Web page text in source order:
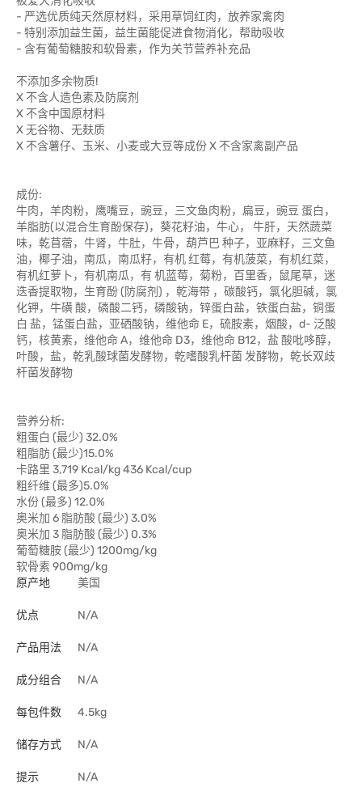
- 严选优质纯天然原材料，采用草饲红肉，放养家禽肉
- 特别添加益生菌，益生菌能促进食物消化，帮助吸收
- 含有葡萄糖胺和软骨素，作为关节营养补充品
不添加多余物质!
X 不含人造色素及防腐剂
X 不含中国原材料
X 无谷物、无麸质
X 不含薯仔、玉米、小麦或大豆等成份 X 不含家禽副产品
成份:
牛肉，羊肉粉，鹰嘴豆，豌豆，三文鱼肉粉，扁豆，豌豆 蛋白，
羊脂肪(以混合生育酚保存)，葵花籽油，牛心， 牛肝，天然蔬菜
味，乾苜蓿，牛肾，牛肚，牛骨，葫芦巴 种子，亚麻籽，三文鱼
油，椰子油，南瓜，南瓜籽，有机 红莓，有机菠菜，有机红菜，
有机红萝卜，有机南瓜，有 机蓝莓，菊粉，百里香，鼠尾草，迷
迭香提取物，生育酚 (防腐剂) ，乾海带 ，碳酸钙，氯化胆碱，氯
化钾，牛磺 酸，磷酸二钙，磷酸钠，锌蛋白盐，铁蛋白盐，铜蛋
白 盐，锰蛋白盐，亚硒酸钠，维他命 E，硫胺素，烟酸，d- 泛酸
钙，核黄素，维他命 A，维他命 D3，维他命 B12，盐 酸吡哆醇，
叶酸，盐，乾乳酸球菌发酵物，乾嗜酸乳杆菌 发酵物，乾长双歧
杆菌发酵物
营养分析:
粗蛋白 (最少) 32.0%
粗脂肪 (最少)15.0%
卡路里 3,719 Kcal/kg 436 Kcal/cup
粗纤维 (最多)5.0%
水份 (最多) 12.0%
奥米加 6 脂肪酸 (最少) 3.0%
奥米加 3 脂肪酸 (最少) 0.3%
葡萄糖胺 (最少) 1200mg/kg
软骨素 900mg/kg
原产地
美国
优点 N/A
产品用法 N/A
成分组合 N/A
每包件数 4.5kg
储存方式 N/A
提示 N/A